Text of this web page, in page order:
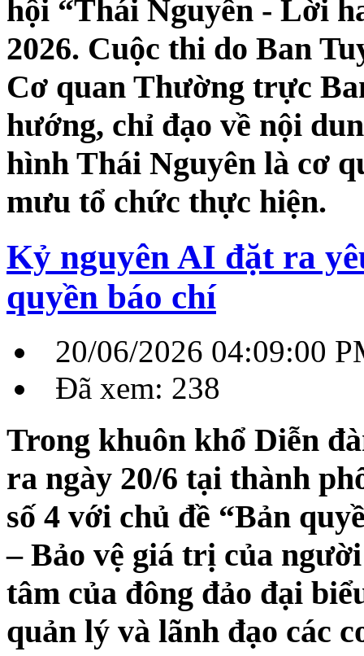
hội “Thái Nguyên - Lời
2026. Cuộc thi do Ban
Cơ quan Thường trực
hướng, chỉ đạo về nội
hình Thái Nguyên là cơ
mưu tổ chức thực hiện.
Kỷ nguyên AI đặt ra
quyền báo chí
20/06/2026 04:09:00
Đã xem: 238
Trong khuôn khổ Diễn
ra ngày 20/6 tại thành
số 4 với chủ đề “Bản
– Bảo vệ giá trị của
tâm của đông đảo đại
quản lý và lãnh đạo các